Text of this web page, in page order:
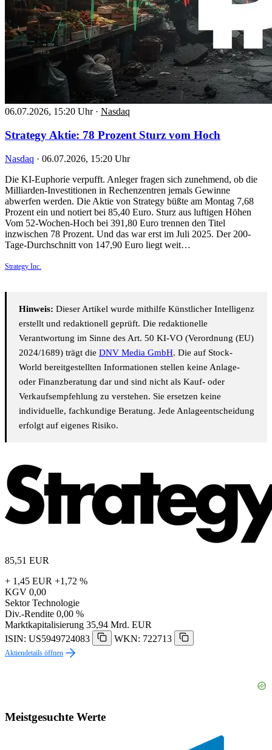
06.07.2026, 15:20 Uhr · Nasdaq
Strategy Aktie: 78 Prozent Sturz vom Hoch
Nasdaq · 06.07.2026, 15:20 Uhr
Die KI-Euphorie verpufft. Anleger fragen sich zunehmend, ob die
Milliarden-Investitionen in Rechenzentren jemals Gewinne
abwerfen werden. Die Aktie von Strategy büßte am Montag 7,68
Prozent ein und notiert bei 85,40 Euro. Sturz aus luftigen Höhen
Vom 52-Wochen-Hoch bei 391,80 Euro trennen den Titel
inzwischen 78 Prozent. Und das war erst im Juli 2025. Der 200-
Tage-Durchschnitt von 147,90 Euro liegt weit…
Strategy Inc.
Hinweis: Dieser Artikel wurde mithilfe Künstlicher Intelligenz
erstellt und redaktionell geprüft. Die redaktionelle
Verantwortung im Sinne des Art. 50 KI-VO (Verordnung (EU)
2024/1689) trägt die DNV Media GmbH. Die auf Stock-
World bereitgestellten Informationen stellen keine Anlage-
oder Finanzberatung dar und sind nicht als Kauf- oder
Verkaufsempfehlung zu verstehen. Sie ersetzen keine
individuelle, fachkundige Beratung. Jede Anlageentscheidung
erfolgt auf eigenes Risiko.
85,51 EUR
+ 1,45 EUR +1,72 %
KGV 0,00
Sektor Technologie
Div.-Rendite 0,00 %
Marktkapitalisierung 35,94 Mrd. EUR
ISIN: US5949724083
WKN: 722713
Aktiendetails öffnen
Meistgesuchte Werte